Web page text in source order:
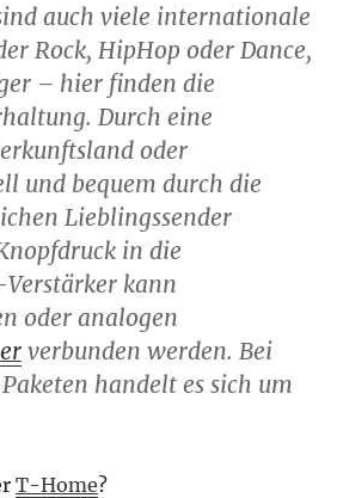
auch viele internationale
Rock, HipHop oder Dance,
– hier finden die
Durch eine
oder
und bequem durch die
Lieblingssender
in die
kann
oder analogen
verbunden werden. Bei
handelt es sich um
T-Home?